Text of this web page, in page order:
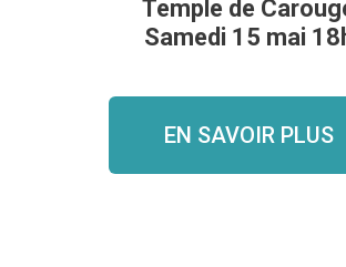
Temple de
Samedi 15 mai
EN SAVOIR PLUS